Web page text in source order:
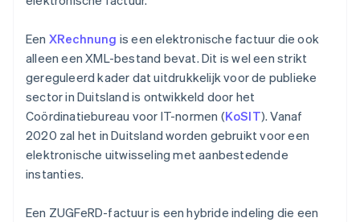
Een XRechnung is een elektronische factuur die ook
alleen een XML-bestand bevat. Dit is wel een strikt
gereguleerd kader dat uitdrukkelijk voor de publieke
sector in Duitsland is ontwikkeld door het
Coördinatiebureau voor IT-normen (KoSIT). Vanaf
2020 zal het in Duitsland worden gebruikt voor een
elektronische uitwisseling met aanbestedende
instanties.
Een ZUGFeRD-factuur is een hybride indeling die een